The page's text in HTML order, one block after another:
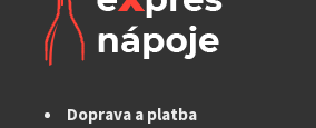
Doprava a platba